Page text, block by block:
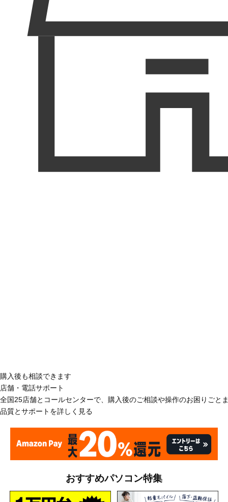
購入後も相談できます
店舗・電話サポート
全国25店舗とコールセンターで、購入後のご相談や操作のお困りごと
品質とサポートを詳しく見る
おすすめパソコン特集